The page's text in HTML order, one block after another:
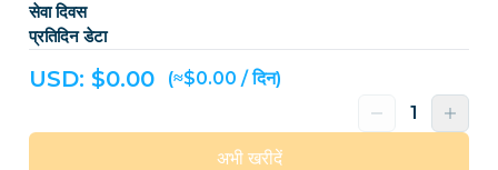
सेवा दिवस
प्रतिदिन डेटा
USD: $0.00 (≈$0.00 / दिन)
अभी खरीदें